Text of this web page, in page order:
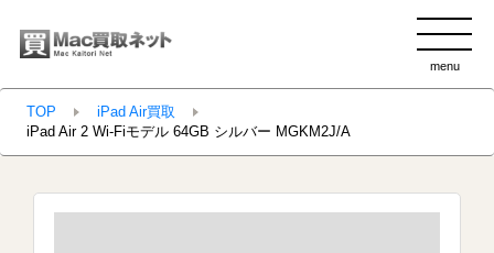
menu
TOP
iPad Air買取
iPad Air 2 Wi-Fiモデル 64GB シルバー MGKM2J/A